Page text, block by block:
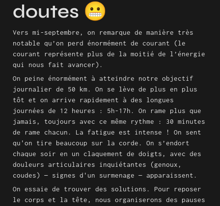
doutes 😬
Vers mi-septembre, on remarque de manière très
notable qu’on perd énormément de courant (le
courant représente plus de la moitié de l’énergie
qui nous fait avancer).
On peine énormément à atteindre notre objectif
journalier de 50 km. On se lève de plus en plus
tôt et on arrive rapidement à des longues
journées de 12 heures : 5h-17h. On rame plus que
jamais, toujours avec ce même rythme : 30 minutes
de rame chacun. La fatigue est intense ! On sent
qu'on tire beaucoup sur la corde. On s’endort
chaque soir en un claquement de doigts, avec des
douleurs articulaires inquiétantes (genoux,
coudes) — signes d'un surmenage — apparaissent.
On essaie de trouver des solutions. Pour reposer
le corps et la tête, nous organiserons des pauses